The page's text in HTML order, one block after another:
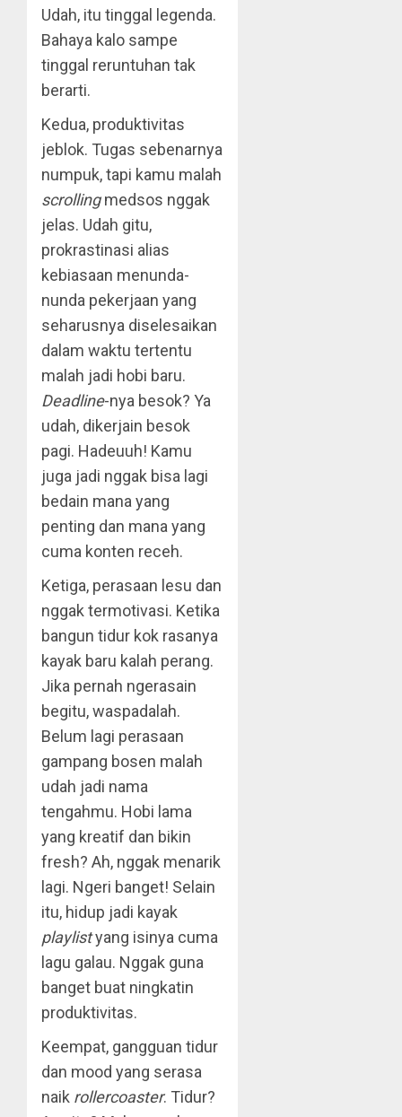
Udah, itu tinggal legenda.
Bahaya kalo sampe
tinggal reruntuhan tak
berarti.
Kedua, produktivitas
jeblok. Tugas sebenarnya
numpuk, tapi kamu malah
scrollingmedsos nggak
jelas. Udah gitu,
prokrastinasi alias
kebiasaan menunda-
nunda pekerjaan yang
seharusnya diselesaikan
dalam waktu tertentu
malah jadi hobi baru.
Deadline-nya besok? Ya
udah, dikerjain besok
pagi. Hadeuuh! Kamu
juga jadi nggak bisa lagi
bedain mana yang
penting dan mana yang
cuma konten receh.
Ketiga, perasaan lesu dan
nggak termotivasi. Ketika
bangun tidur kok rasanya
kayak baru kalah perang.
Jika pernah ngerasain
begitu, waspadalah.
Belum lagi perasaan
gampang bosen malah
udah jadi nama
tengahmu. Hobi lama
yang kreatif dan bikin
fresh? Ah, nggak menarik
lagi. Ngeri banget! Selain
itu, hidup jadi kayak
playlistyang isinya cuma
lagu galau. Nggak guna
banget buat ningkatin
produktivitas.
Keempat, gangguan tidur
dan mood yang serasa
naik rollercoaster. Tidur?